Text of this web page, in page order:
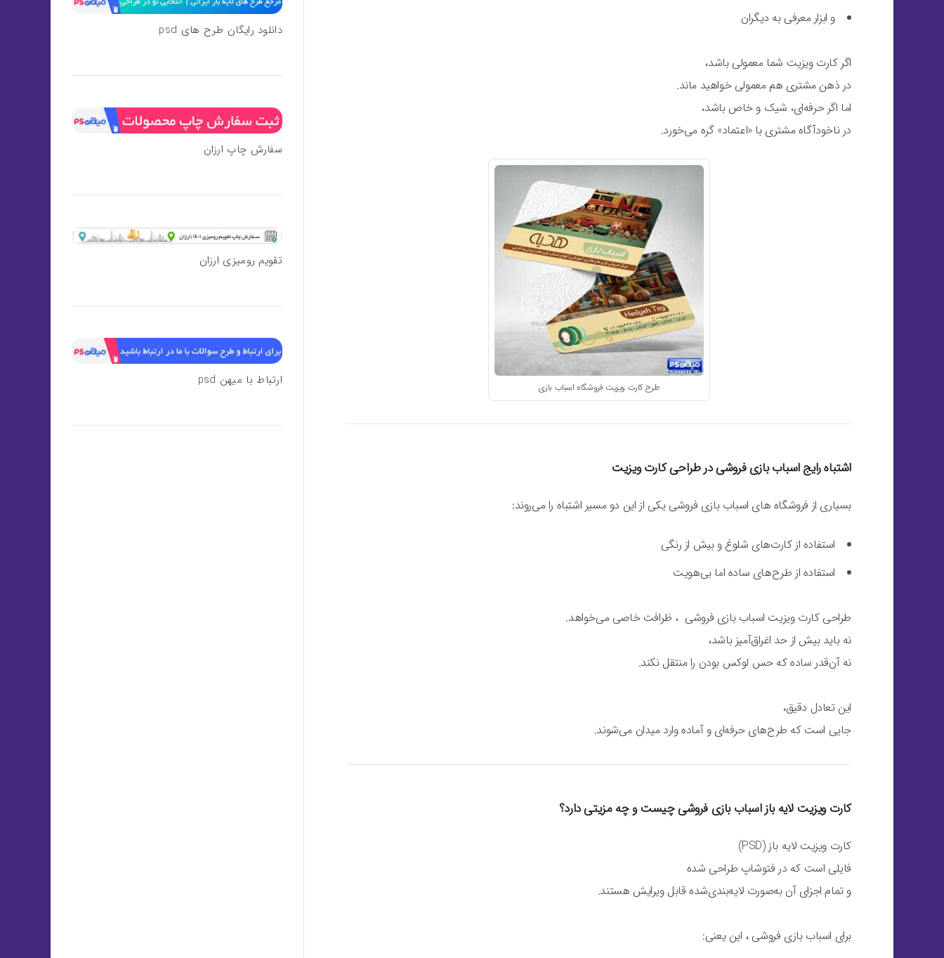
و ابزار معرفی به دیگران
اگر کارت ویزیت شما معمولی باشد،
در ذهن مشتری هم معمولی خواهید ماند.
اما اگر حرفه‌ای، شیک و خاص باشد،
در ناخودآگاه مشتری با «اعتماد» گره می‌خورد.
طرح کارت ویزیت فروشگاه اسباب بازی
اشتباه رایج اسباب بازی فروشی در طراحی کارت ویزیت
بسیاری از فروشگاه های اسباب بازی فروشی یکی از این دو مسیر اشتباه را می‌روند:
استفاده از کارت‌های شلوغ و بیش از رنگی
استفاده از طرح‌های ساده اما بی‌هویت
طراحی کارت ویزیت اسباب بازی فروشی ، ظرافت خاصی می‌خواهد.
نه باید بیش از حد اغراق‌آمیز باشد،
نه آن‌قدر ساده که حس لوکس بودن را منتقل نکند.
این تعادل دقیق،
جایی است که طرح‌های حرفه‌ای و آماده وارد میدان می‌شوند.
کارت ویزیت لایه باز اسباب بازی فروشی چیست و چه مزیتی دارد؟
کارت ویزیت لایه باز (PSD)
فایلی است که در فتوشاپ طراحی شده
و تمام اجزای آن به‌صورت لایه‌بندی‌شده قابل ویرایش هستند.
برای اسباب بازی فروشی ، این یعنی:
دانلود رایگان طرح های psd
سفارش چاپ ارزان
تقویم رومیزی ارزان
ارتباط با میهن psd